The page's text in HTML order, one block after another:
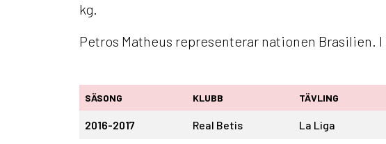
kg.
Petros Matheus representerar nationen Brasilien.
SÄSONG KLUBB TÄVLING
2016-2017 Real Betis La Liga